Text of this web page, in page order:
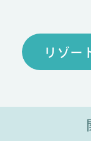
リゾー